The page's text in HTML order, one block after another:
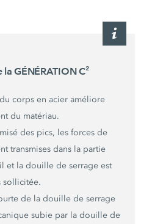
laGÉNÉRATION C²
corps en acier améliore
du matériau.
des pics, les forces de
transmises dans la partie
et la douille de serrage est
sollicitée.
de la douille de serrage
subie par la douille de